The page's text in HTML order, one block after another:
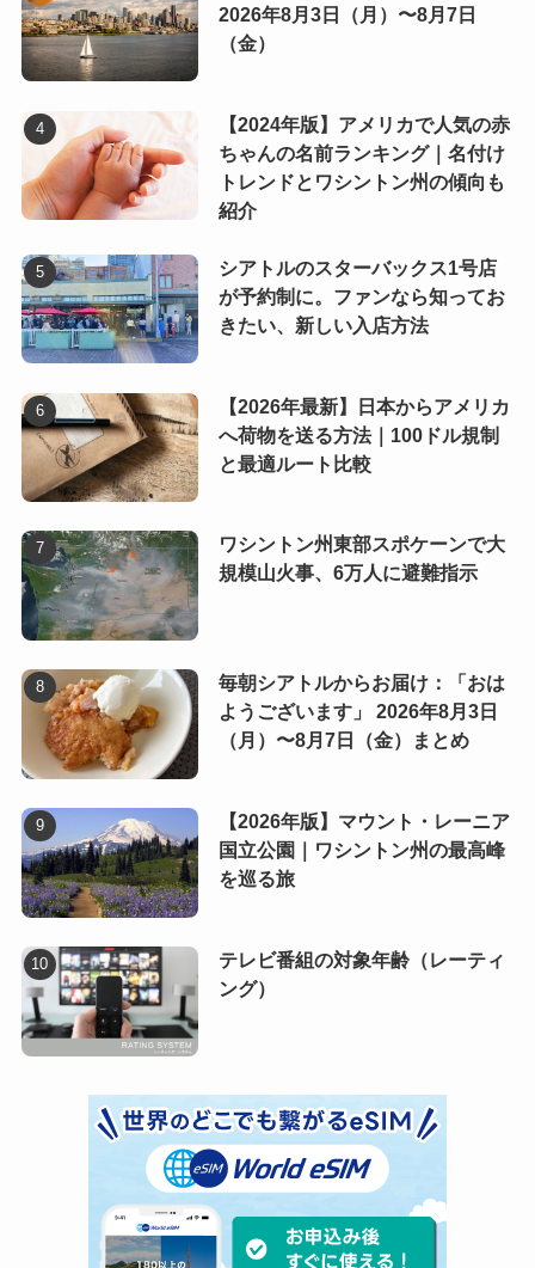
2026年8月3日（月）〜8月7日
（金）
【2024年版】アメリカで人気の赤
ちゃんの名前ランキング｜名付け
トレンドとワシントン州の傾向も
紹介
シアトルのスターバックス1号店
が予約制に。ファンなら知ってお
きたい、新しい入店方法
【2026年最新】日本からアメリカ
へ荷物を送る方法｜100ドル規制
と最適ルート比較
ワシントン州東部スポケーンで大
規模山火事、6万人に避難指示
毎朝シアトルからお届け：「おは
ようございます」 2026年8月3日
（月）〜8月7日（金）まとめ
【2026年版】マウント・レーニア
国立公園｜ワシントン州の最高峰
を巡る旅
テレビ番組の対象年齢（レーティ
ング）